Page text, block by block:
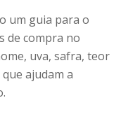
um guia para o
de compra no
uva, safra, teor
ajudam a